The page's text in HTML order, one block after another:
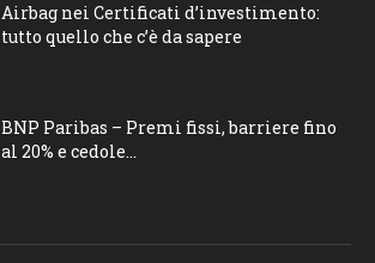
Airbag nei Certificati d’investimento:
tutto quello che c’è da sapere
BNP Paribas – Premi fissi, barriere fino
al 20% e cedole...